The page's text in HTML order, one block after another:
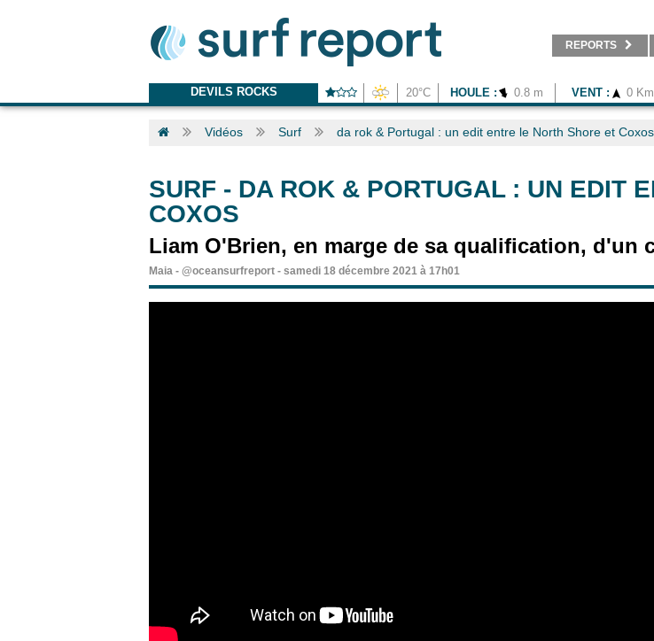
REPORTS
DEVILS ROCKS 20°C HOULE : 0.8 m VENT : 0
Vidéos Surf da rok & Portugal : un edit entre le North Shore et Coxos
SURF - DA ROK & PORTUGAL : UN EDIT
COXOS
Liam O'Brien, en marge de sa qualification, d'un
Maia - @oceansurfreport - samedi 18 décembre 2021 à 17h01